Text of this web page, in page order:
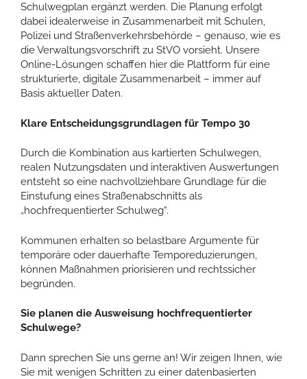
Schulwegplan ergänzt werden. Die Planung erfolgt
dabei idealerweise in Zusammenarbeit mit Schulen,
Polizei und Straßenverkehrsbehörde – genauso, wie es
die Verwaltungsvorschrift zu StVO vorsieht. Unsere
Online-Lösungen schaffen hier die Plattform für eine
strukturierte, digitale Zusammenarbeit – immer auf
Basis aktueller Daten.
Klare Entscheidungsgrundlagen für Tempo 30
Durch die Kombination aus kartierten Schulwegen,
realen Nutzungsdaten und interaktiven Auswertungen
entsteht so eine nachvollziehbare Grundlage für die
Einstufung eines Straßenabschnitts als
„hochfrequentierter Schulweg“.
Kommunen erhalten so belastbare Argumente für
temporäre oder dauerhafte Temporeduzierungen,
können Maßnahmen priorisieren und rechtssicher
begründen.
Sie planen die Ausweisung hochfrequentierter
Schulwege?
Dann sprechen Sie uns gerne an! Wir zeigen Ihnen, wie
Sie mit wenigen Schritten zu einer datenbasierten